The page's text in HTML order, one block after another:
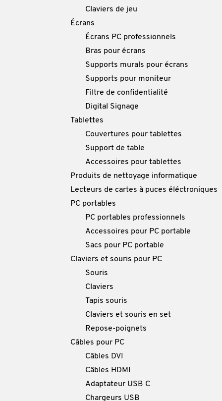
Claviers de jeu
Écrans
Écrans PC professionnels
Bras pour écrans
Supports murals pour écrans
Supports pour moniteur
Filtre de confidentialité
Digital Signage
Tablettes
Couvertures pour tablettes
Support de table
Accessoires pour tablettes
Produits de nettoyage informatique
Lecteurs de cartes à puces éléctroniques
PC portables
PC portables professionnels
Accessoires pour PC portable
Sacs pour PC portable
Claviers et souris pour PC
Souris
Claviers
Tapis souris
Claviers et souris en set
Repose-poignets
Câbles pour PC
Câbles DVI
Câbles HDMI
Adaptateur USB C
Chargeurs USB